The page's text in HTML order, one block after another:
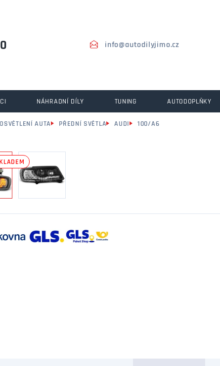
info@autodilyjimo.cz
NÁHRADNÍ DÍLY TUNING AUTODOPLŇKY
OSVĚTLENÍ AUTA PŘEDNÍ SVĚTLA AUDI 100/A6
Můžeme vám